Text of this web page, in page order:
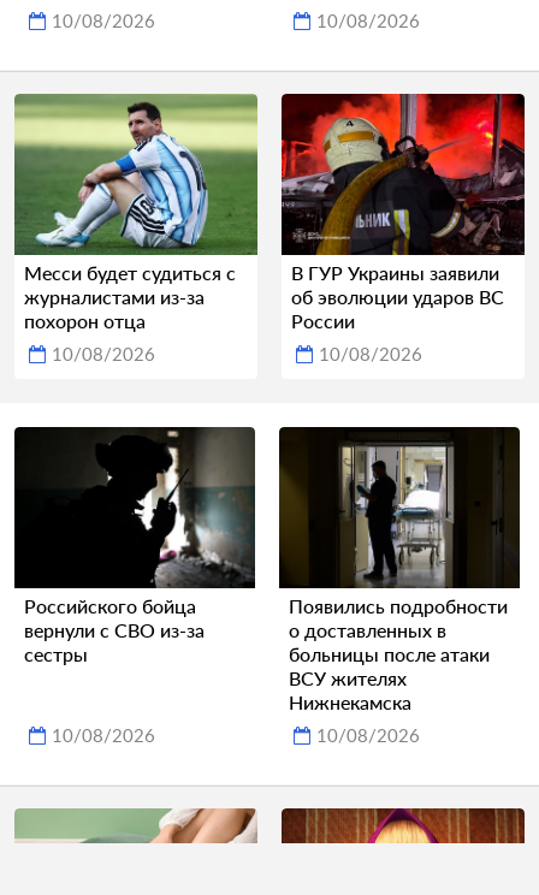
10/08/2026 10/08/2026
Месси будет судиться с
журналистами из-за
похорон отца
10/08/2026
В ГУР Украины заявили
об эволюции ударов ВС
России
10/08/2026
Российского бойца
вернули с СВО из-за
сестры
10/08/2026
Появились подробности
о доставленных в
больницы после атаки
ВСУ жителях
Нижнекамска
10/08/2026